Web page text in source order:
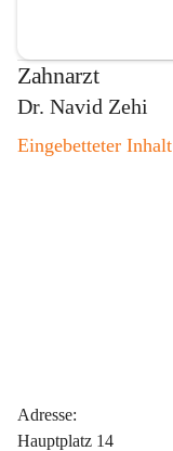
Zahnarzt
Dr. Navid Zehi
Eingebetteter Inhalt
Adresse:
Hauptplatz 14